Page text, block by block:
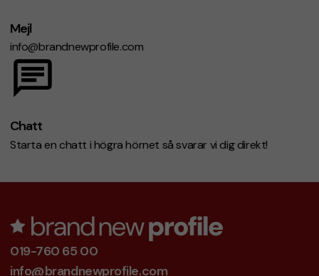
Mejl
info@brandnewprofile.com
Chatt
Starta en chatt i högra hörnet så svarar vi dig direkt!
019-760 65 00
info@brandnewprofile.com